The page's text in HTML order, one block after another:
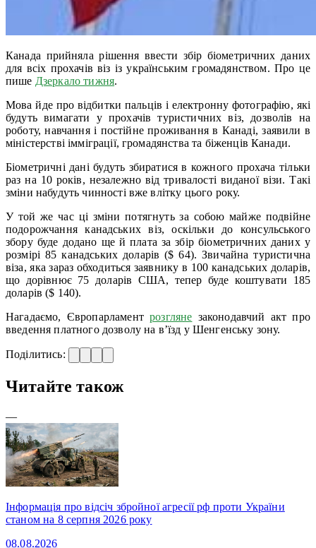
Канада прийняла рішення ввести збір біометричних даних
для всіх прохачів віз із українським громадянством. Про це
пише Дзеркало тижня.
Мова йде про відбитки пальців і електронну фотографію, які
будуть вимагати у прохачів туристичних віз, дозволів на
роботу, навчання і постійне проживання в Канаді, заявили в
міністерстві імміграції, громадянства та біженців Канади.
Біометричні дані будуть збиратися в кожного прохача тільки
раз на 10 років, незалежно від тривалості виданої візи. Такі
зміни набудуть чинності вже влітку цього року.
У той же час ці зміни потягнуть за собою майже подвійне
подорожчання канадських віз, оскільки до консульського
збору буде додано ще й плата за збір біометричних даних у
розмірі 85 канадських доларів ($ 64). Звичайна туристична
віза, яка зараз обходиться заявнику в 100 канадських доларів,
що дорівнює 75 доларів США, тепер буде коштувати 185
доларів ($ 140).
Нагадаємо, Європарламентрозгляне законодавчий акт про
введення платного дозволу на в’їзд у Шенгенську зону.
Поділитись:
Читайте також
—
Інформація про відсіч збройної агресії рф проти України
станом на 8 серпня 2026 року
08.08.2026